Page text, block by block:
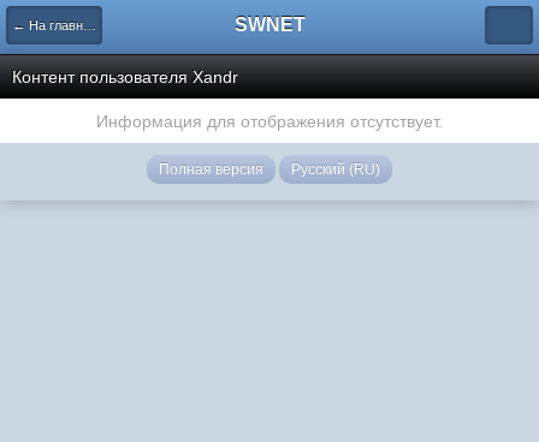
← На главную страницу SWNET
Контент пользователя Xandr
Информация для отображения отсутствует.
Полная версия Русский (RU)